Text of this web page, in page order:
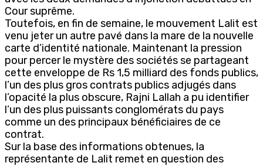
Cour suprême.
Toutefois, en fin de semaine, le mouvement Lalit est
venu jeter un autre pavé dans la mare de la nouvelle
carte d’identité nationale. Maintenant la pression
pour percer le mystère des sociétés se partageant
cette enveloppe de Rs 1,5 milliard des fonds publics,
l’un des plus gros contrats publics adjugés dans
l’opacité la plus obscure, Rajni Lallah a pu identifier
l’un des plus puissants conglomérats du pays
comme un des principaux bénéficiaires de ce
contrat.
Sur la base des informations obtenues, la
représentante de Lalit remet en question des